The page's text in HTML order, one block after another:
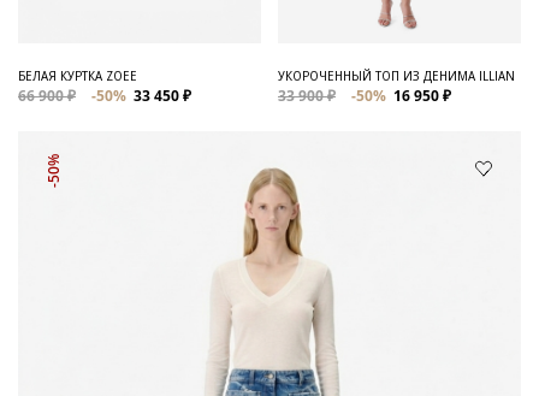
БЕЛАЯ КУРТКА ZOEE
66 900 ₽ -50% 33 450 ₽
УКОРОЧЕННЫЙ ТОП ИЗ ДЕНИМА ILLIAN
33 900 ₽ -50% 16 950 ₽
-50%